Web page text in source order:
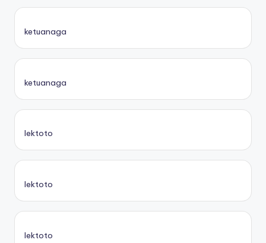
ketuanaga
ketuanaga
lektoto
lektoto
lektoto